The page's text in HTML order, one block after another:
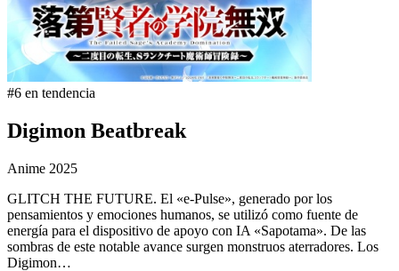
#6 en tendencia
Digimon Beatbreak
Anime 2025
GLITCH THE FUTURE. El «e-Pulse», generado por los
pensamientos y emociones humanos, se utilizó como fuente de
energía para el dispositivo de apoyo con IA «Sapotama». De las
sombras de este notable avance surgen monstruos aterradores. Los
Digimon…